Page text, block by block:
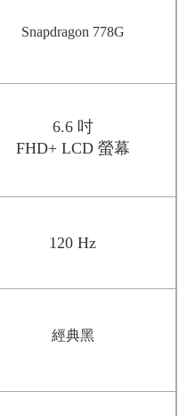
Snapdragon 778G
6.6 吋
FHD+ LCD 螢幕
120 Hz
經典黑